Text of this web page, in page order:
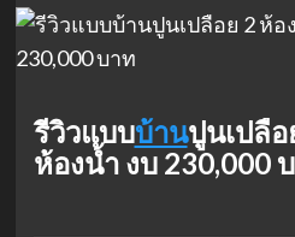
รีวิวแบบบ้านปูนเปลื
ห้องน้ำ งบ 230,000